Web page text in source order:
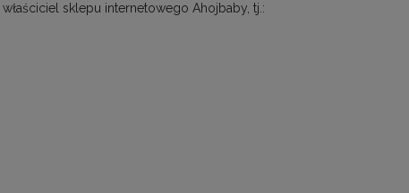
sklepu internetowego Ahojbaby, tj.: